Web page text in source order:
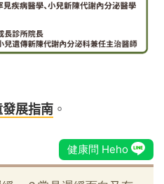
展指南 。